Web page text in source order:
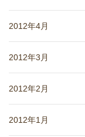
2012年4月
2012年3月
2012年2月
2012年1月